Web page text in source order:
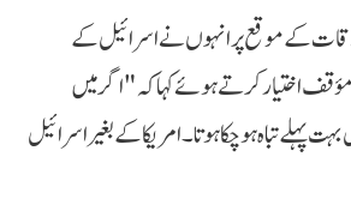
کے موقع پر انہوں نے اسرائیل کے
اختیار کرتے ہوئے کہا کہ "اگر میں
پہلے تباہ ہو چکا ہوتا۔ امریکا کے بغیر اسرائیل